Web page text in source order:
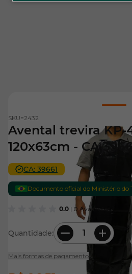
CA: 39661
Documento oficial do Ministério do
0.0 | 0 Avaliações
SKU=2432
Avental trevira KP-
120x63cm - CA
Quantidade:
Mais formas de pagamento